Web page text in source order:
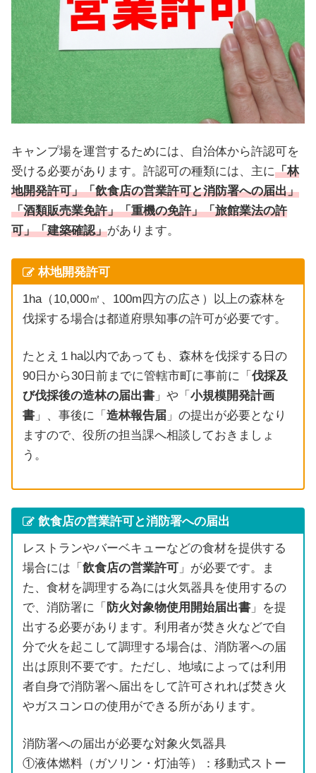
キャンプ場を運営するためには、自治体から許認可を
受ける必要があります。許認可の種類には、主に「林
地開発許可」「飲食店の営業許可と消防署への届出」
「酒類販売業免許」「重機の免許」「旅館業法の許
可」「建築確認」があります。
林地開発許可
1ha（10,000㎡、100m四方の広さ）以上の森林を
伐採する場合は都道府県知事の許可が必要です。
たとえ１ha以内であっても、森林を伐採する日の
90日から30日前までに管轄市町に事前に「 伐採及
び伐採後の造林の届出書」や「 小規模開発計画
書」、事後に「 造林報告届 」の提出が必要となり
ますので、役所の担当課へ相談しておきましょ
う。
飲食店の営業許可と消防署への届出
レストランやバーベキューなどの食材を提供する
場合には「 飲食店の営業許可」が必要です。ま
た、食材を調理する為には火気器具を使用するの
で、消防署に「 防火対象物使用開始届出書」を提
出する必要があります。利用者が焚き火などで自
分で火を起こして調理する場合は、消防署への届
出は原則不要です。ただし、地域によっては利用
者自身で消防署へ届出をして許可されれば焚き火
やガスコンロの使用ができる所があります。
消防署への届出が必要な対象火気器具
①液体燃料（ガソリン・灯油等）：移動式ストー